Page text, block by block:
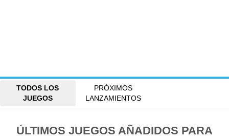
TODOS LOS
JUEGOS
PRÓXIMOS
LANZAMIENTOS
ÚLTIMOS JUEGOS AÑADIDOS PARA